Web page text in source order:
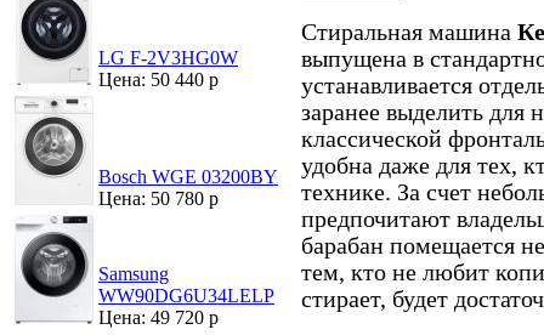
LG F-2V3HG0W
Цена: 50 440 р
Bosch WGE 03200BY
Цена: 50 780 р
Samsung
WW90DG6U34LELP
Цена: 49 720 р
Стиральная машина
выпущена в
устанавливается
заранее выделить для
классической
удобна даже для тех,
технике. За счет
предпочитают
барабан помещается
тем, кто не любит
стирает, будет